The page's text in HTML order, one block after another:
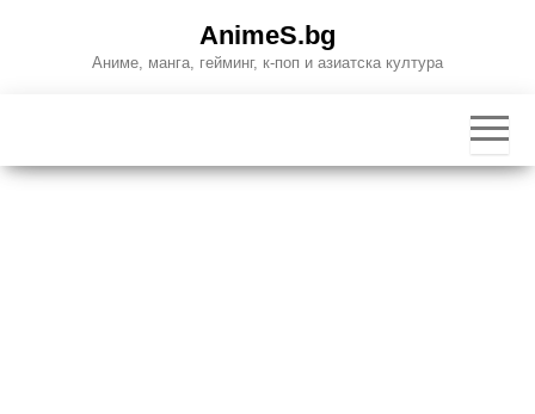
AnimeS.bg
Аниме, манга, гейминг, к-поп и азиатска култура